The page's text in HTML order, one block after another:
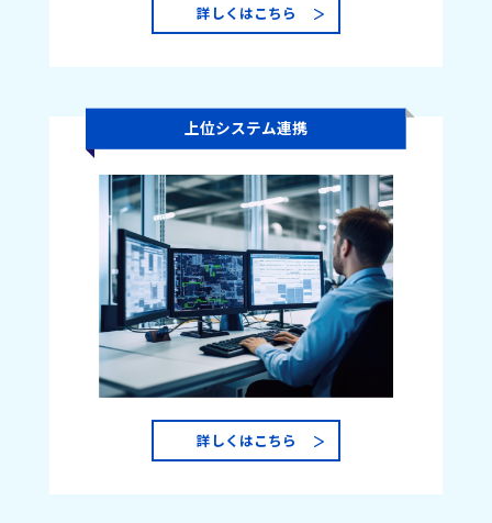
詳しくはこちら
上位システム連携
詳しくはこちら